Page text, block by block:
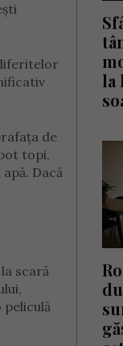
de
topi,
Dacă
scară
la